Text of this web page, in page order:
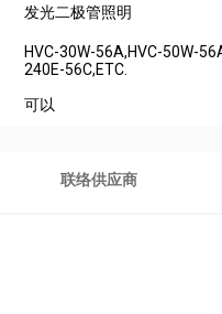
发光二极管照明
HVC-30W-56A,HVC-50W-
240E-56C,ETC.
可以
联络供应商